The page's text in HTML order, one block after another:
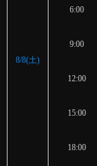
8/8(土)
6:00
9:00
12:00
15:00
18:00